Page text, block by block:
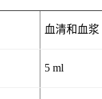
血清和血浆
5 ml